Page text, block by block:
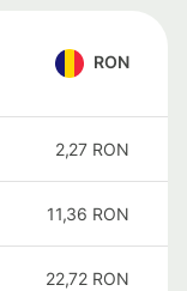
RON
2,27 RON
11,36 RON
22,72 RON